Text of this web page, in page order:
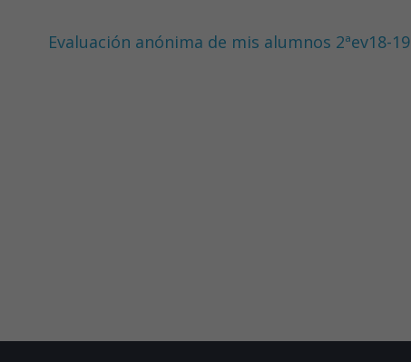
Evaluación anónima de mis alumnos 2ªev18-19